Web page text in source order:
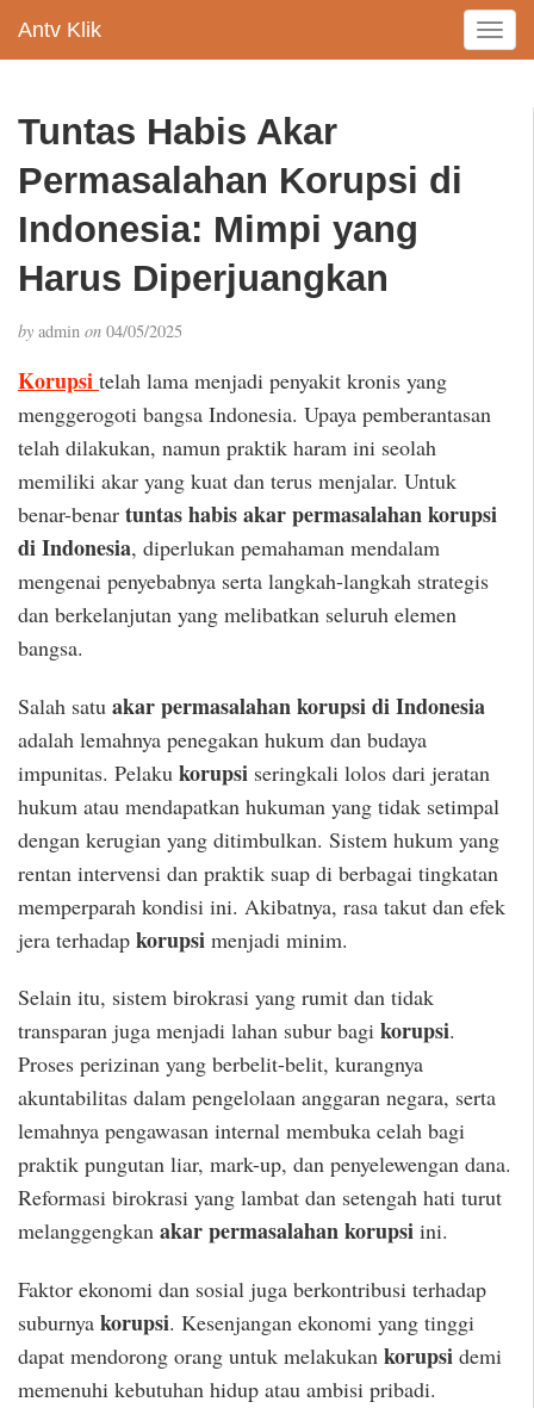
Antv Klik
T
o
n
Tuntas Habis Akar
Permasalahan Korupsi di
Indonesia: Mimpi yang
Harus Diperjuangkan
by admin on 04/05/2025
Korupsi telah lama menjadi penyakit kronis yang
menggerogoti bangsa Indonesia. Upaya pemberantasan
telah dilakukan, namun praktik haram ini seolah
memiliki akar yang kuat dan terus menjalar. Untuk
benar-benar tuntas habis akar permasalahan korupsi
di Indonesia, diperlukan pemahaman mendalam
mengenai penyebabnya serta langkah-langkah strategis
dan berkelanjutan yang melibatkan seluruh elemen
bangsa.
Salah satu akar permasalahan korupsi di Indonesia
adalah lemahnya penegakan hukum dan budaya
impunitas. Pelaku korupsi seringkali lolos dari jeratan
hukum atau mendapatkan hukuman yang tidak setimpal
dengan kerugian yang ditimbulkan. Sistem hukum yang
rentan intervensi dan praktik suap di berbagai tingkatan
memperparah kondisi ini. Akibatnya, rasa takut dan efek
jera terhadap korupsi menjadi minim.
Selain itu, sistem birokrasi yang rumit dan tidak
transparan juga menjadi lahan subur bagi korupsi.
Proses perizinan yang berbelit-belit, kurangnya
akuntabilitas dalam pengelolaan anggaran negara, serta
lemahnya pengawasan internal membuka celah bagi
praktik pungutan liar, mark-up, dan penyelewengan dana.
Reformasi birokrasi yang lambat dan setengah hati turut
melanggengkan akar permasalahan korupsi ini.
Faktor ekonomi dan sosial juga berkontribusi terhadap
suburnya korupsi. Kesenjangan ekonomi yang tinggi
dapat mendorong orang untuk melakukan korupsi demi
memenuhi kebutuhan hidup atau ambisi pribadi.